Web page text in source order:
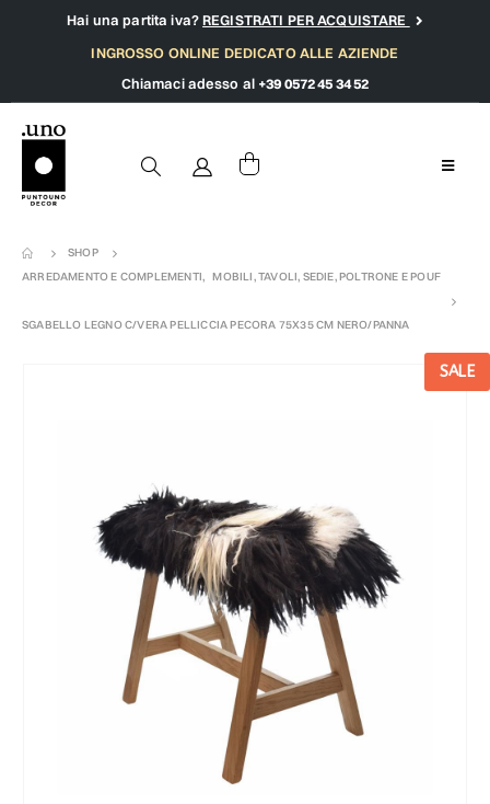
Hai una partita iva?REGISTRATI PER ACQUISTARE
INGROSSO ONLINE DEDICATO ALLE AZIENDE
Chiamaci adesso al +39 0572 45 34 52
SHOP
ARREDAMENTO E COMPLEMENTI, MOBILI, TAVOLI, SEDIE, POLTRONE E POUF
SGABELLO LEGNO C/VERA PELLICCIA PECORA 75X35 CM NERO/PANNA
SALE